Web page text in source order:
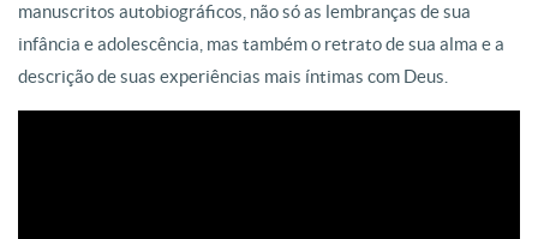
manuscritos autobiográficos, não só as lembranças de sua
infância e adolescência, mas também o retrato de sua alma e a
descrição de suas experiências mais íntimas com Deus.